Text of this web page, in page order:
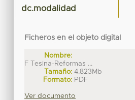
dc.modalidad
Ficheros en el objeto digital
Nombre:
F Tesina-Reformas ...
Tamaño: 4.823Mb
Formato: PDF
Ver documento